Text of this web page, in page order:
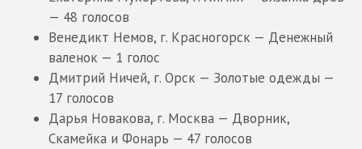
— 48 голосов
Венедикт Немов, г. Красногорск — Денежный
валенок — 1 голос
Дмитрий Ничей, г. Орск — Золотые одежды —
17 голосов
Дарья Новакова, г. Москва — Дворник,
Скамейка и Фонарь — 47 голосов